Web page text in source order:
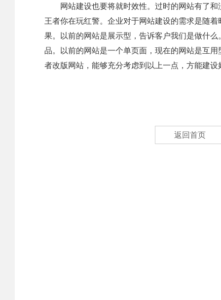
网站建设也要将就时效性。过时的网站有了和
王者你在玩红警。企业对于网站建设的需求是随
果。以前的网站是展示型，告诉客户我们是做什
品。以前的网站是一个单页面，现在的网站是互
者改版网站，能够充分考虑到以上一点，方能建设
返回首页